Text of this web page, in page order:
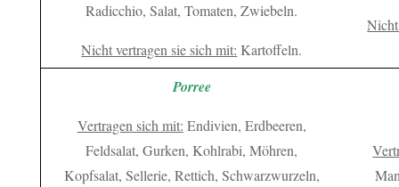
Radicchio, Salat, Tomaten, Zwiebeln.
Nicht vertragen sie sich mit: Kartoffeln.
Porree
Vertragen sich mit: Endivien, Erdbeeren,
Feldsalat, Gurken, Kohlrabi, Möhren,
Kopfsalat, Sellerie, Rettich, Schwarzwurzeln,